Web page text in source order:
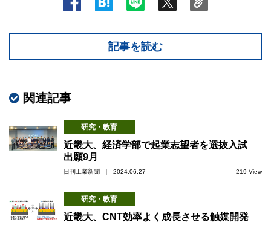
記事を読む
関連記事
研究・教育
近畿大、経済学部で起業志望者を選抜入試
出願9月
日刊工業新聞 ｜ 2024.06.27 219 View
研究・教育
近畿大、CNT効率よく成長させる触媒開発